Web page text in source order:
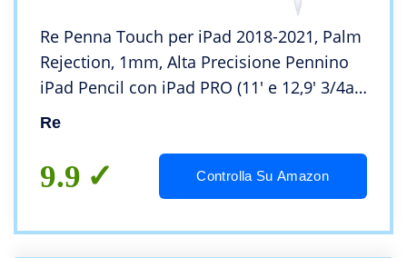
Re Penna Touch per iPad 2018-2021, Palm
Rejection, 1mm, Alta Precisione Pennino
iPad Pencil con iPad PRO (11′ e 12,9′ 3/4a
Gen) /iPad Air (3/4a Gen)/iPad Mini (5a
Re
9.9 Controlla Su Amazon